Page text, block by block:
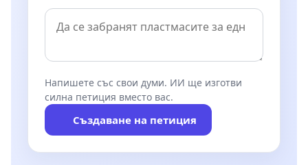
Напишете със свои думи. ИИ ще изготви
силна петиция вместо вас.
Създаване на петиция